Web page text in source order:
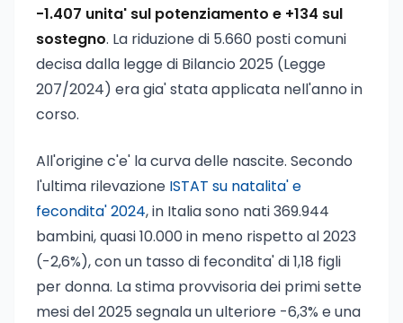
-1.407 unita' sul potenziamento e +134 sul
sostegno. La riduzione di 5.660 posti comuni
decisa dalla legge di Bilancio 2025 (Legge
207/2024) era gia' stata applicata nell'anno in
corso.
All'origine c'e' la curva delle nascite. Secondo
l'ultima rilevazione ISTAT su natalita' e
fecondita' 2024, in Italia sono nati 369.944
bambini, quasi 10.000 in meno rispetto al 2023
(-2,6%), con un tasso di fecondita' di 1,18 figli
per donna. La stima provvisoria dei primi sette
mesi del 2025 segnala un ulteriore -6,3% e una